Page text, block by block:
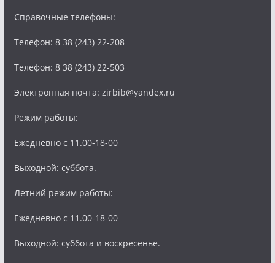
Справочные телефоны:
Телефон: 8 38 (243) 22-208
Телефон: 8 38 (243) 22-503
Электронная почта: zirbib@yandex.ru
Режим работы:
Ежедневно с 11.00-18-00
Выходной: суббота.
Летний режим работы:
Ежедневно с 11.00-18-00
Выходной: суббота и воскресенье.